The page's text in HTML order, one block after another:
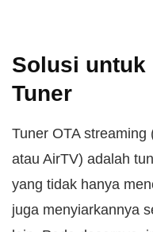
Solusi untuk
Tuner
Tuner OTA streaming
atau AirTV) adalah
yang tidak hanya
juga menyiarkannya